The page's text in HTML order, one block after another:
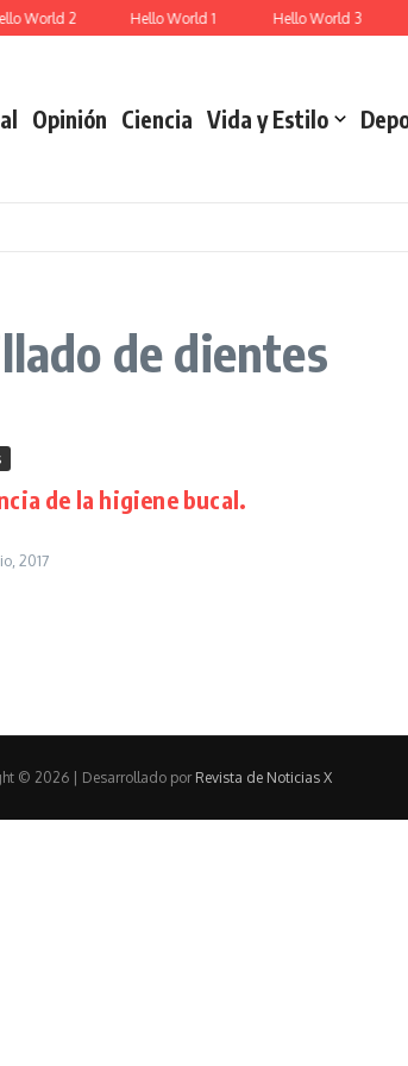
World 2 Hello World 1 Hello World 3
Opinión Ciencia Vida y Estilo
de dientes
de la higiene bucal.
2017
© 2026 | Desarrollado por Revista de Noticias X